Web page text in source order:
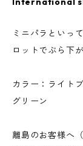
ミニパラといっ
ロットでぶら下
カラー：ライト
グリーン
離島のお客様へ